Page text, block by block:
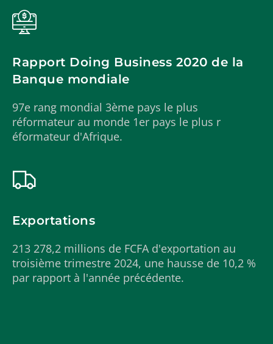
Rapport Doing Business 2020 de la
Banque mondiale
97e rang mondial 3ème pays le plus
réformateur au monde 1er pays le plus r
éformateur d'Afrique.
Exportations
213 278,2 millions de FCFA d'exportation au
troisième trimestre 2024, une hausse de 10,2 %
par rapport à l'année précédente.